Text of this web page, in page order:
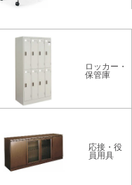
ロッカー・
保管庫
応接・役
員用具